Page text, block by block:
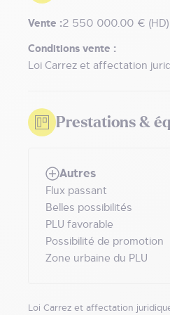
Vente :2 550 000.00 € (HD)
Conditions vente :
Loi Carrez et affectation
Prestations &
Autres
Flux passant
Belles possibilités
PLU favorable
Possibilité de promotion
Zone urbaine du PLU
Loi Carrez et affectation